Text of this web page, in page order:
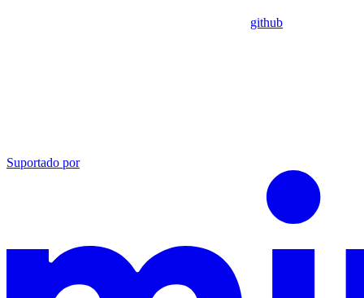
github
Suportado por